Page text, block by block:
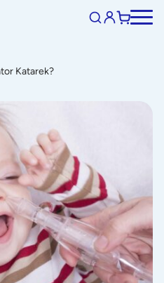
Katarek?